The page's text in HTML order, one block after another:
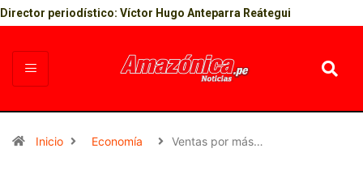
Director periodístico: Víctor Hugo Anteparra Reátegui
Inicio Economía Ventas por más…